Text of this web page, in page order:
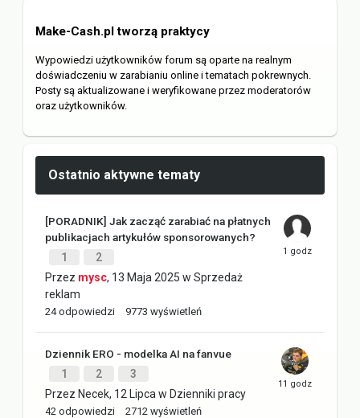
Make-Cash.pl tworzą praktycy
Wypowiedzi użytkowników forum są oparte na realnym
doświadczeniu w zarabianiu online i tematach pokrewnych.
Posty są aktualizowane i weryfikowane przez moderatorów
oraz użytkowników.
Ostatnio aktywne tematy
[PORADNIK] Jak zacząć zarabiać na płatnych
publikacjach artykułów sponsorowanych?
1
2
Przez mysc, 13 Maja 2025 w Sprzedaż
reklam
24 odpowiedzi 9773 wyświetleń
Dziennik ERO - modelka AI na fanvue
1
2
3
Przez Necek, 12 Lipca w Dzienniki pracy
42 odpowiedzi 2712 wyświetleń